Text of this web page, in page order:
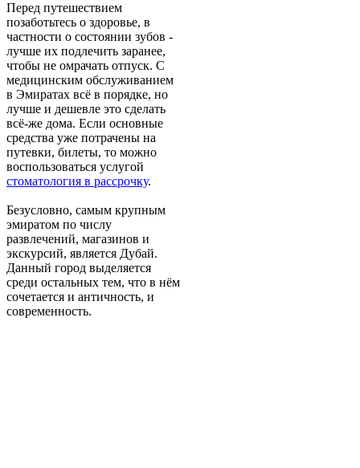
Перед путешествием
позаботьтесь о здоровье, в
частности о состоянии зубов -
лучше их подлечить заранее,
чтобы не омрачать отпуск. С
медицинским обслуживанием
в Эмиратах всё в порядке, но
лучше и дешевле это сделать
всё-же дома. Если основные
средства уже потрачены на
путевки, билеты, то можно
воспользоваться услугой
стоматология в рассрочку.
Безусловно, самым крупным
эмиратом по числу
развлечений, магазинов и
экскурсий, является Дубай.
Данный город выделяется
среди остальных тем, что в нём
сочетается и античность, и
современность.